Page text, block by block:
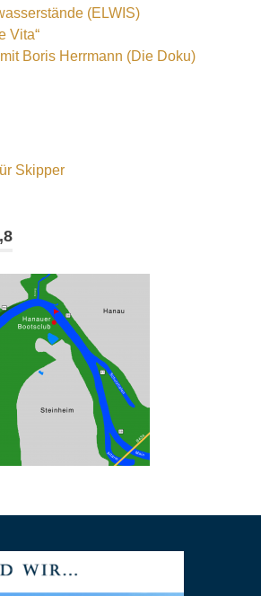
(ELWIS)
Vita“
Boris Herrmann (Die Doku)
Skipper